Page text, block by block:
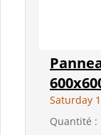
Saturday
Quantité :